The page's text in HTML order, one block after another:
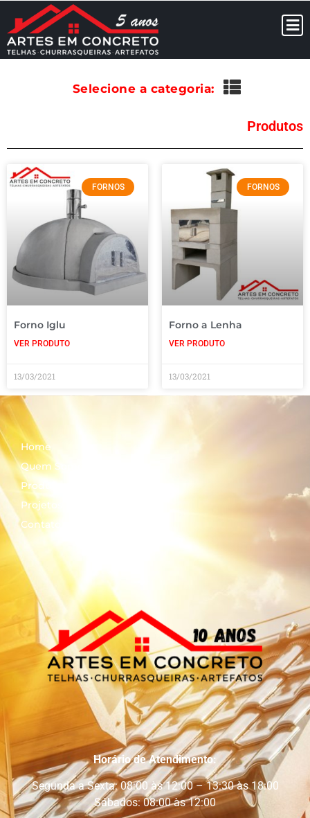
Selecione a categoria:
Produtos
FORNOS
Forno Iglu
VER PRODUTO
13/03/2021
FORNOS
Forno a Lenha
VER PRODUTO
13/03/2021
Home
Quem Somos
Produtos
Projetos
Contato
Horário de Atendimento:
Segunda a Sexta: 08:00 às 12:00 – 13:30 às 18:00
Sábados: 08:00 às 12:00